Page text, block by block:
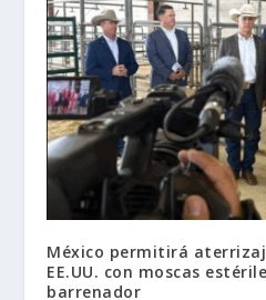
México permitirá
EE.UU. con moscas
barrenador